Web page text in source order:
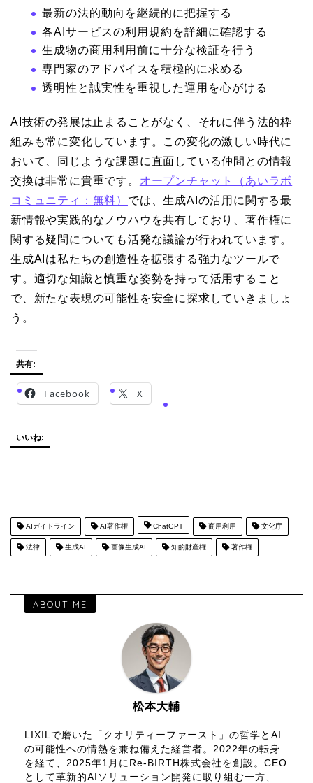
最新の法的動向を継続的に把握する
各AIサービスの利用規約を詳細に確認する
生成物の商用利用前に十分な検証を行う
専門家のアドバイスを積極的に求める
透明性と誠実性を重視した運用を心がける
AI技術の発展は止まることがなく、それに伴う法的枠
組みも常に変化しています。この変化の激しい時代に
おいて、同じような課題に直面している仲間との情報
交換は非常に貴重です。 オープンチャット（あいラボ
コミュニティ：無料） では、生成AIの活用に関する最
新情報や実践的なノウハウを共有しており、著作権に
関する疑問についても活発な議論が行われています。
生成AIは私たちの創造性を拡張する強力なツールで
す。適切な知識と慎重な姿勢を持って活用すること
で、新たな表現の可能性を安全に探求していきましょ
う。
共有:
Facebook X
いいね:
AIガイドライン AI著作権 ChatGPT 商用利用 文化庁
法律 生成AI 画像生成AI 知的財産権 著作権
ABOUT ME
松本大輔
LIXILで磨いた「クオリティーファースト」の哲学とAI
の可能性への情熱を兼ね備えた経営者。2022年の転身
を経て、2025年1月にRe-BIRTH株式会社を創設。CEO
として革新的AIソリューション開発に取り組む一方、